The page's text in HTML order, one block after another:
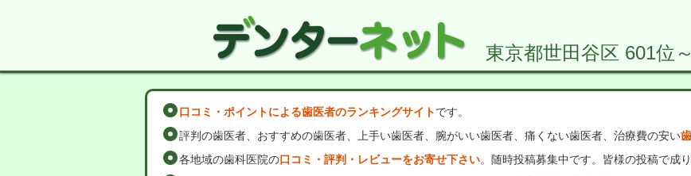
東京都世田谷区 601位
口コミ・ポイントによる歯医者のランキングサイトです。
評判の歯医者、おすすめの歯医者、上手い歯医者、腕がいい歯医者、痛くない歯医者、治療費の安い
各地域の歯科医院の口コミ・評判・レビューをお寄せ下さい。随時投稿募集中です。皆様の投稿で成